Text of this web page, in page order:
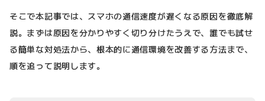
そこで本記事では、スマホの通信速度が遅くなる原因を徹底解
説。まずは原因を分かりやすく切り分けたうえで、誰でも試せ
る簡単な対処法から、根本的に通信環境を改善する方法まで、
順を追って説明します。